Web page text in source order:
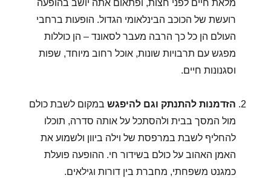
מלאת חיים לפני חצות, ופתאום אתה יושב בהופעה
רועשת של הכוכב הבינלאומי הגדול. הופעות ברחבי
העולם הן כל כך הרבה מעבר לסאונד – הן כוללות
מפגש עם תרבויות שונות, אוכל רחוב מיוחד, שפות
וסגנונות חיים.
הזדמנות להתנתק וגם להיפגש במקום לשבת כולם
מול המסך בבית ולהסתכל על אותה סדרה, תוכלו
להחליף לשבת במרפסת של וילה ביוון ולשמוע את
האמן האהוב על כולם בשידור חי. ההופעה פועלת
כמגנט משפחתי, מחברת בין דורות וגילאים.